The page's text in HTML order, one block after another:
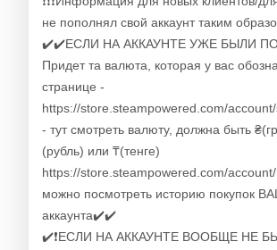
не пополнял свой аккаунт таким
✔️✔️ЕСЛИ НА АККАУНТЕ УЖЕ БЫЛИ
Придет та валюта, которая у вас
странице -
https://store.steampowered.com/
- тут смотреть валюту, должна быть
(рубль) или ₸(тенге)
https://store.steampowered.com/account/
можно посмотреть историю покупок
аккаунта✔️✔️
✔️❗ЕСЛИ НА АККАУНТЕ ВООБЩЕ НЕ